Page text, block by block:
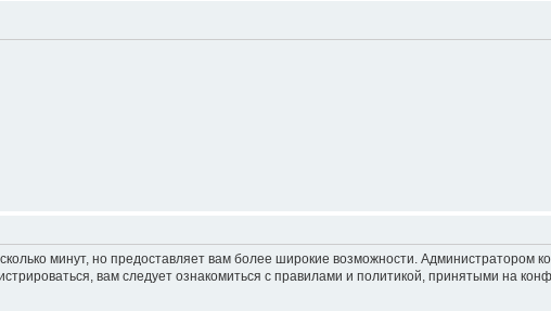
минут, но предоставляет вам более широкие возможности. Администратором
вам следует ознакомиться с правилами и политикой, принятыми на